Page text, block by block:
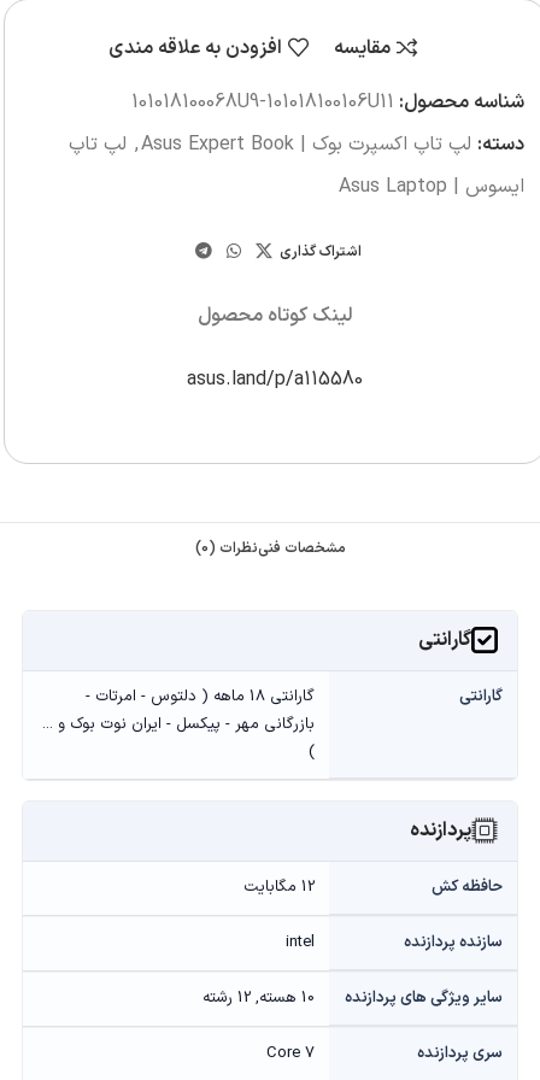
مقایسه
افزودن به علاقه مندی
شناسه محصول: 101018100068U9-101018100106U11
دسته: لپ تاپ اکسپرت بوک | Asus Expert Book , لپ تاپ
ایسوس | Asus Laptop
اشتراک گذاری
لینک کوتاه محصول
asus.land/p/a115580
مشخصات فنینظرات (0)
گارانتی
گارانتی
گارانتی 18 ماهه ( دلتوس - امرتات -
بازرگانی مهر - پیکسل - ایران نوت بوک و ...
)
پردازنده
حافظه کش 12 مگابایت
سازنده پردازنده intel
سایر ویژگی های پردازنده 10 هسته, 12 رشته
سری پردازنده Core 7